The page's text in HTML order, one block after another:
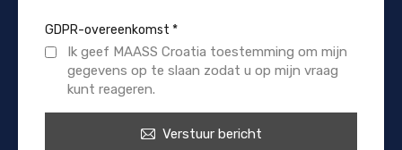
GDPR-overeenkomst *
Ik geef MAASS Croatia toestemming om mijn
gegevens op te slaan zodat u op mijn vraag
kunt reageren.
Verstuur bericht